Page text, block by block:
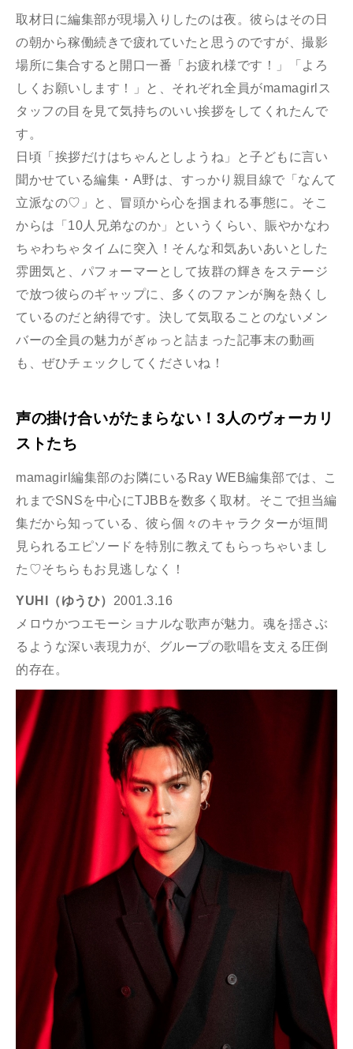
取材日に編集部が現場入りしたのは夜。彼らはその日
の朝から稼働続きで疲れていたと思うのですが、撮影
場所に集合すると開口一番「お疲れ様です！」「よろ
しくお願いします！」と、それぞれ全員がmamagirlス
タッフの目を見て気持ちのいい挨拶をしてくれたんで
す。
日頃「挨拶だけはちゃんとしようね」と子どもに言い
聞かせている編集・A野は、すっかり親目線で「なんて
立派なの♡」と、冒頭から心を掴まれる事態に。そこ
からは「10人兄弟なのか」というくらい、賑やかなわ
ちゃわちゃタイムに突入！そんな和気あいあいとした
雰囲気と、パフォーマーとして抜群の輝きをステージ
で放つ彼らのギャップに、多くのファンが胸を熱くし
ているのだと納得です。決して気取ることのないメン
バーの全員の魅力がぎゅっと詰まった記事末の動画
も、ぜひチェックしてくださいね！
声の掛け合いがたまらない！3人のヴォーカリ
ストたち
mamagirl編集部のお隣にいるRay WEB編集部では、こ
れまでSNSを中心にTJBBを数多く取材。そこで担当編
集だから知っている、彼ら個々のキャラクターが垣間
見られるエピソードを特別に教えてもらっちゃいまし
た♡そちらもお見逃しなく！
YUHI（ゆうひ） 2001.3.16
メロウかつエモーショナルな歌声が魅力。魂を揺さぶ
るような深い表現力が、グループの歌唱を支える圧倒
的存在。